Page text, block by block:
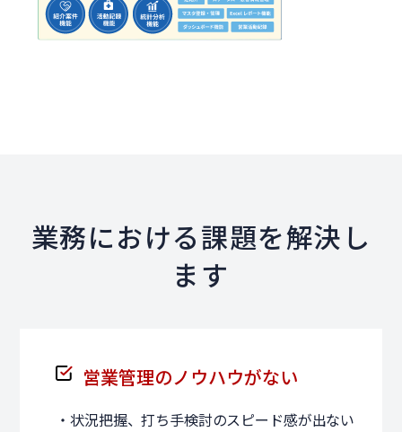
業務における課題を解決し
ます
営業管理のノウハウがない
・状況把握、打ち手検討のスピード感が出ない